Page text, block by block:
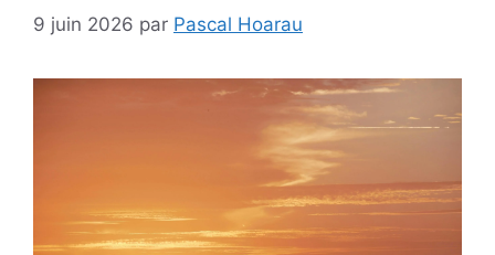
9 juin 2026 par Pascal Hoarau